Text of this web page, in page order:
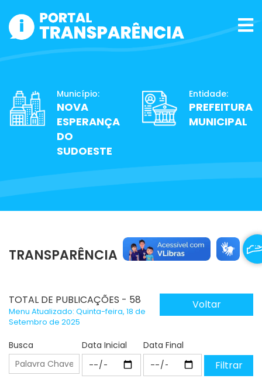
Município:
NOVA
ESPERANÇA
DO
SUDOESTE
Entidade:
PREFEITURA
MUNICIPAL
TRANSPARÊNCIA
TOTAL DE PUBLICAÇÕES - 58
Menu Atualizado: Quinta-feira, 18 de
Setembro de 2025
Voltar
Busca Data Inicial Data Final